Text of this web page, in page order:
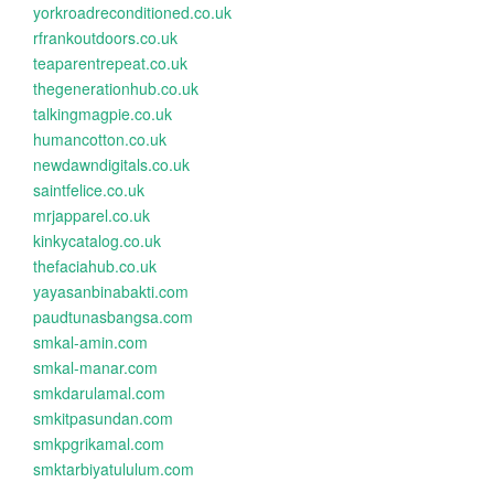
yorkroadreconditioned.co.uk
rfrankoutdoors.co.uk
teaparentrepeat.co.uk
thegenerationhub.co.uk
talkingmagpie.co.uk
humancotton.co.uk
newdawndigitals.co.uk
saintfelice.co.uk
mrjapparel.co.uk
kinkycatalog.co.uk
thefaciahub.co.uk
yayasanbinabakti.com
paudtunasbangsa.com
smkal-amin.com
smkal-manar.com
smkdarulamal.com
smkitpasundan.com
smkpgrikamal.com
smktarbiyatululum.com